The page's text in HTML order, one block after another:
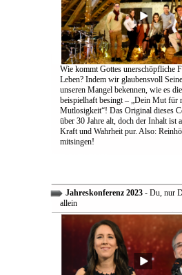
Wie kommt Gottes unerschöpfliche
Leben? Indem wir glaubensvoll
unseren Mangel bekennen, wie es
beispielhaft besingt – „Dein Mut für
Mutlosigkeit“! Das Original dieses
über 30 Jahre alt, doch der Inhalt ist
Kraft und Wahrheit pur. Also:
mitsingen!
Jahreskonferenz 2023- Du, nur
allein